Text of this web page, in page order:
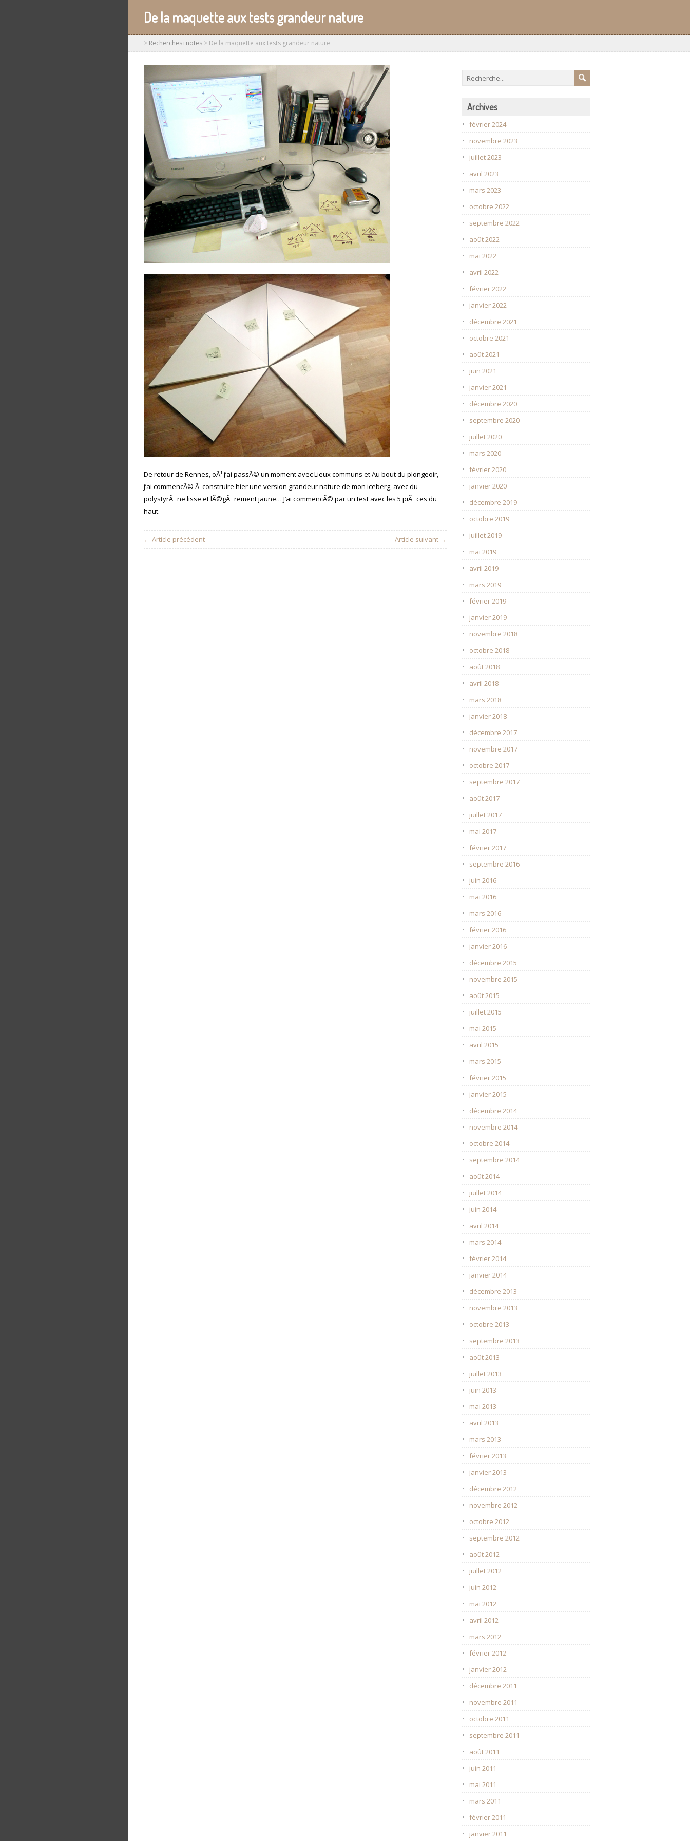
De la maquette aux tests grandeur nature
> Recherches+notes > De la maquette aux tests grandeur nature
De retour de Rennes, oÃ¹ j’ai passÃ© un moment avec Lieux communs et Au bout du plongeoir,
j’ai commencÃ© Ã construire hier une version grandeur nature de mon iceberg, avec du
polystyrÃ¨ne lisse et lÃ©gÃ¨rement jaune… J’ai commencÃ© par un test avec les 5 piÃ¨ces du
haut.
← Article précédent Article suivant →
Archives
février 2024
novembre 2023
juillet 2023
avril 2023
mars 2023
octobre 2022
septembre 2022
août 2022
mai 2022
avril 2022
février 2022
janvier 2022
décembre 2021
octobre 2021
août 2021
juin 2021
janvier 2021
décembre 2020
septembre 2020
juillet 2020
mars 2020
février 2020
janvier 2020
décembre 2019
octobre 2019
juillet 2019
mai 2019
avril 2019
mars 2019
février 2019
janvier 2019
novembre 2018
octobre 2018
août 2018
avril 2018
mars 2018
janvier 2018
décembre 2017
novembre 2017
octobre 2017
septembre 2017
août 2017
juillet 2017
mai 2017
février 2017
septembre 2016
juin 2016
mai 2016
mars 2016
février 2016
janvier 2016
décembre 2015
novembre 2015
août 2015
juillet 2015
mai 2015
avril 2015
mars 2015
février 2015
janvier 2015
décembre 2014
novembre 2014
octobre 2014
septembre 2014
août 2014
juillet 2014
juin 2014
avril 2014
mars 2014
février 2014
janvier 2014
décembre 2013
novembre 2013
octobre 2013
septembre 2013
août 2013
juillet 2013
juin 2013
mai 2013
avril 2013
mars 2013
février 2013
janvier 2013
décembre 2012
novembre 2012
octobre 2012
septembre 2012
août 2012
juillet 2012
juin 2012
mai 2012
avril 2012
mars 2012
février 2012
janvier 2012
décembre 2011
novembre 2011
octobre 2011
septembre 2011
août 2011
juin 2011
mai 2011
mars 2011
février 2011
janvier 2011